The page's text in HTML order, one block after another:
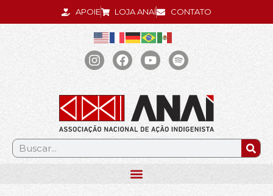
APOIE LOJA ANAÍ CONTATO